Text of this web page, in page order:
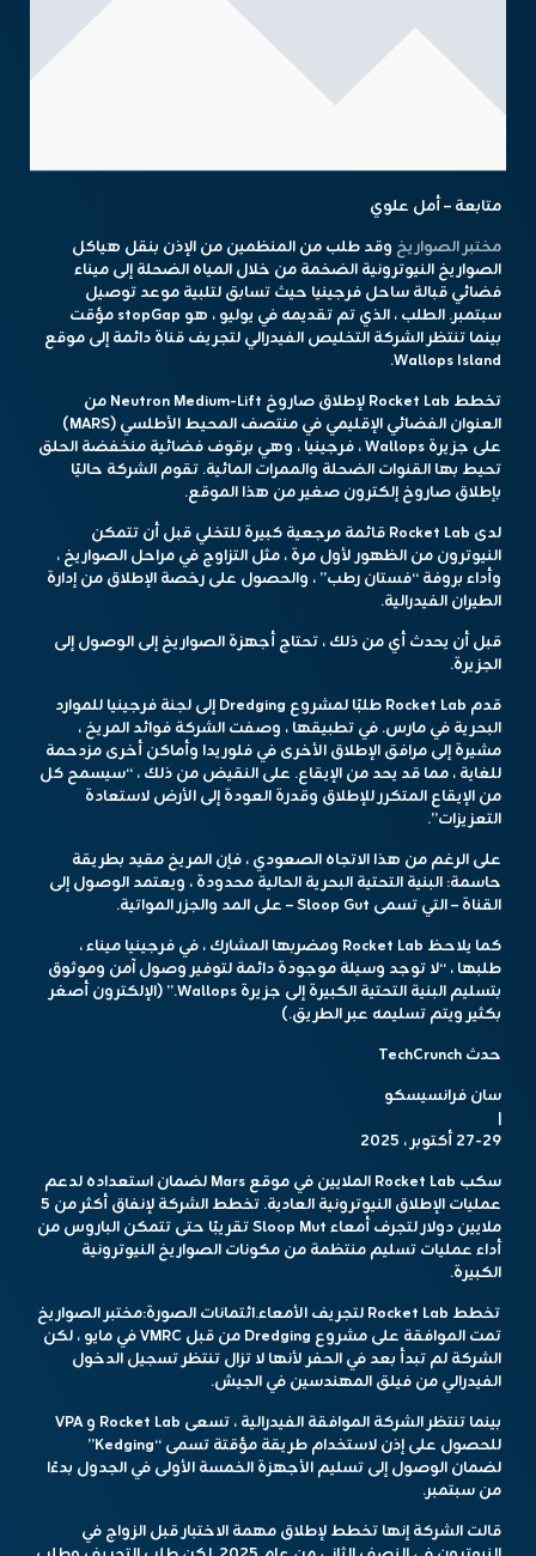
متابعة – أمل علوي
مختبر الصواريخ وقد طلب من المنظمين من الإذن بنقل هياكل
الصواريخ النيوترونية الضخمة من خلال المياه الضحلة إلى ميناء
فضائي قبالة ساحل فرجينيا حيث تسابق لتلبية موعد توصيل
سبتمبر. الطلب ، الذي تم تقديمه في يوليو ، هو stopGap مؤقت
بينما تنتظر الشركة التخليص الفيدرالي لتجريف قناة دائمة إلى موقع
Wallops Island.
تخطط Rocket Lab لإطلاق صاروخ Neutron Medium-Lift من
العنوان الفضائي الإقليمي في منتصف المحيط الأطلسي (MARS)
على جزيرة Wallops ، فرجينيا ، وهي برقوف فضائية منخفضة الحلق
تحيط بها القنوات الضحلة والممرات المائية. تقوم الشركة حاليًا
بإطلاق صاروخ إلكترون صغير من هذا الموقع.
لدى Rocket Lab قائمة مرجعية كبيرة للتخلي قبل أن تتمكن
النيوترون من الظهور لأول مرة ، مثل التزاوج في مراحل الصواريخ ،
وأداء بروفة “فستان رطب” ، والحصول على رخصة الإطلاق من إدارة
الطيران الفيدرالية.
قبل أن يحدث أي من ذلك ، تحتاج أجهزة الصواريخ إلى الوصول إلى
الجزيرة.
قدم Rocket Lab طلبًا لمشروع Dredging إلى لجنة فرجينيا للموارد
البحرية في مارس. في تطبيقها ، وصفت الشركة فوائد المريخ ،
مشيرة إلى مرافق الإطلاق الأخرى في فلوريدا وأماكن أخرى مزدحمة
للغاية ، مما قد يحد من الإيقاع. على النقيض من ذلك ، “سيسمح كل
من الإيقاع المتكرر للإطلاق وقدرة العودة إلى الأرض لاستعادة
التعزيزات”.
على الرغم من هذا الاتجاه الصعودي ، فإن المريخ مقيد بطريقة
حاسمة: البنية التحتية البحرية الحالية محدودة ، ويعتمد الوصول إلى
القناة – التي تسمى Sloop Gut – على المد والجزر المواتية.
كما يلاحظ Rocket Lab ومضربها المشارك ، في فرجينيا ميناء ،
طلبها ، “لا توجد وسيلة موجودة دائمة لتوفير وصول آمن وموثوق
بتسليم البنية التحتية الكبيرة إلى جزيرة Wallops.” (الإلكترون أصغر
بكثير ويتم تسليمه عبر الطريق.)
حدث TechCrunch
سان فرانسيسكو
|
27-29 أكتوبر ، 2025
سكب Rocket Lab الملايين في موقع Mars لضمان استعداده لدعم
عمليات الإطلاق النيوترونية العادية. تخطط الشركة لإنفاق أكثر من 5
ملايين دولار لتجرف أمعاء Sloop Mut تقريبًا حتى تتمكن الباروس من
أداء عمليات تسليم منتظمة من مكونات الصواريخ النيوترونية
الكبيرة.
تخطط Rocket Lab لتجريف الأمعاء.
ائتمانات الصورة:مختبر الصواريخ
تمت الموافقة على مشروع Dredging من قبل VMRC في مايو ، لكن
الشركة لم تبدأ بعد في الحفر لأنها لا تزال تنتظر تسجيل الدخول
الفيدرالي من فيلق المهندسين في الجيش.
بينما تنتظر الشركة الموافقة الفيدرالية ، تسعى Rocket Lab و VPA
للحصول على إذن لاستخدام طريقة مؤقتة تسمى “Kedging”
لضمان الوصول إلى تسليم الأجهزة الخمسة الأولى في الجدول بدءًا
من سبتمبر.
قالت الشركة إنها تخطط لإطلاق مهمة الاختبار قبل الزواج في